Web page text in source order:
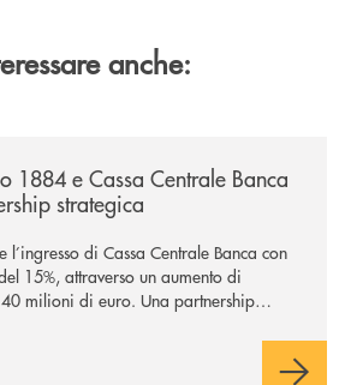
anche:
1884 e Cassa Centrale Banca
strategica
l’ingresso di Cassa Centrale Banca con
15%, attraverso un aumento di
milioni di euro. Una partnership
ai territori, per ampliare l’offerta e